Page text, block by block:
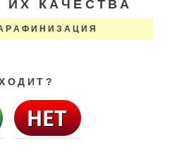
КАЧЕСТВА